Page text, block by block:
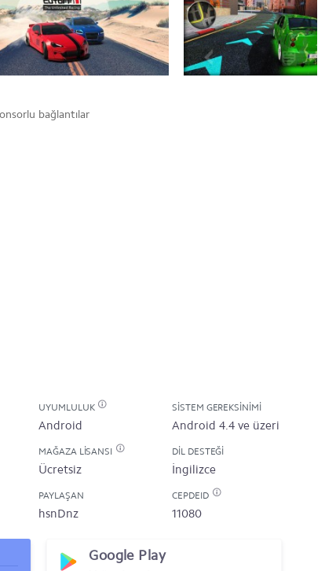
bağlantılar
UYUMLULUK
Android
SISTEM GEREKSINIMI
Android 4.4 ve üzeri
MAĞAZA LISANSI
Ücretsiz
DIL DESTEĞI
İngilizce
PAYLAŞAN
hsnDnz
CEPDEID
11080
Google Play